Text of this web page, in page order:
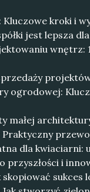
Kluczowe kroki i
jest lepsza
ogrodowej:
małej
dla kwiaciarni:
przyszłości i
sukces